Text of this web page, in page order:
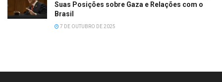
Suas Posições sobre Gaza e Relações com o
Brasil
7 DE OUTUBRO DE 2025